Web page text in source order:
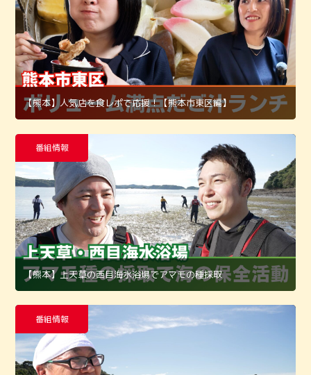
【熊本】人気店を食レポで応援！【熊本市東区編】
番組情報
【熊本】上天草の西目海水浴場でアマモの種採取
番組情報